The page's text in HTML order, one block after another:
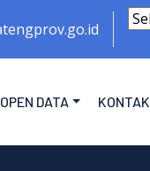
OPEN DATA KONTAK